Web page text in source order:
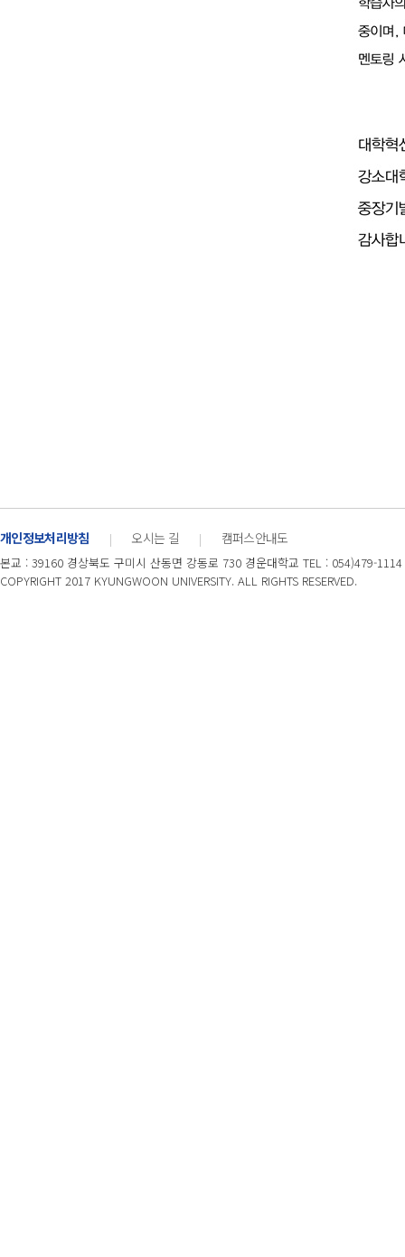
개인정보처리방침 | 오시는 길 | 캠퍼스안내도
본교 : 39160 경상북도 구미시 산동면 강동로 730 경운대학교 TEL : 054)479-1114
COPYRIGHT 2017 KYUNGWOON UNIVERSITY. ALL RIGHTS RESERVED.